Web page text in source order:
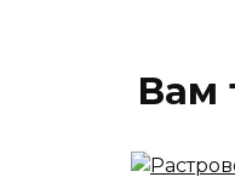
Вам